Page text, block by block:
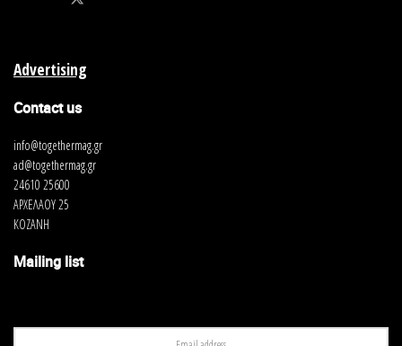
Advertising
Contact us
info@togethermag.gr
ad@togethermag.gr
24610 25600
ΑΡΧΕΛΑΟΥ 25
ΚΟΖΑΝΗ
Mailing list